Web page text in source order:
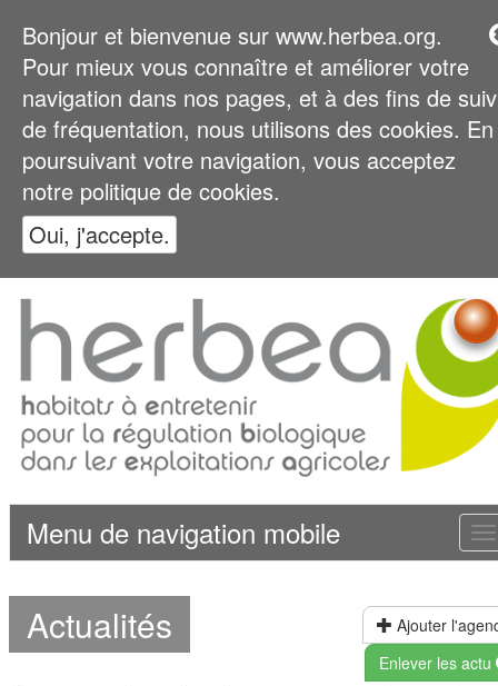
Bonjour et bienvenue sur www.herbea.org.
Pour mieux vous connaître et améliorer votre
navigation dans nos pages, et à des fins de
de fréquentation, nous utilisons des cookies. En
poursuivant votre navigation, vous acceptez
notre politique de cookies.
Oui, j'accepte.
Menu de navigation mobile
Actualités
Ajouter
Enlever les actu